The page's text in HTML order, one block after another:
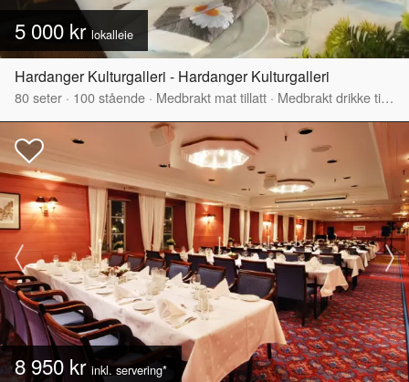
5 000 krlokalleie
Hardanger Kulturgalleri - Hardanger Kulturgalleri
80seter · 100stående · Medbrakt mat tillatt · Medbrakt drikke tillatt
8 950 kr inkl. servering*